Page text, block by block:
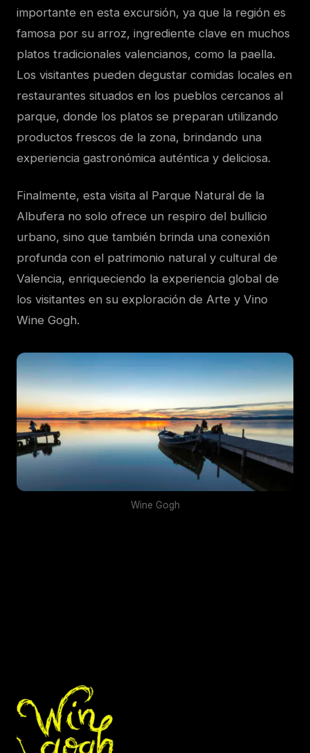
importante en esta excursión, ya que la región es
famosa por su arroz, ingrediente clave en muchos
platos tradicionales valencianos, como la paella.
Los visitantes pueden degustar comidas locales en
restaurantes situados en los pueblos cercanos al
parque, donde los platos se preparan utilizando
productos frescos de la zona, brindando una
experiencia gastronómica auténtica y deliciosa.
Finalmente, esta visita al Parque Natural de la
Albufera no solo ofrece un respiro del bullicio
urbano, sino que también brinda una conexión
profunda con el patrimonio natural y cultural de
Valencia, enriqueciendo la experiencia global de
los visitantes en su exploración de Arte y Vino
Wine Gogh.
Wine Gogh